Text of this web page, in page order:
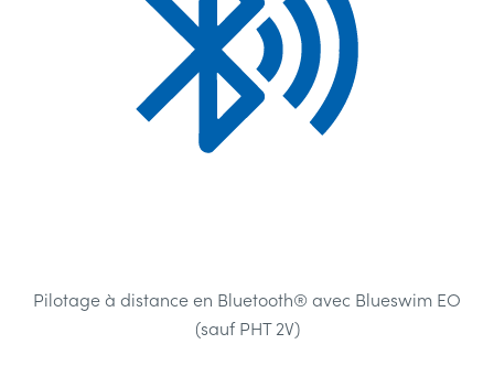
Pilotage à distance en Bluetooth® avec Blueswim EO
(sauf PHT 2V)